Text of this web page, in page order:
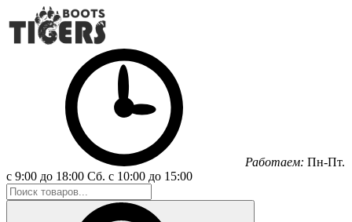
Работаем: Пн-Пт.
с 9:00 до 18:00 Сб. с 10:00 до 15:00